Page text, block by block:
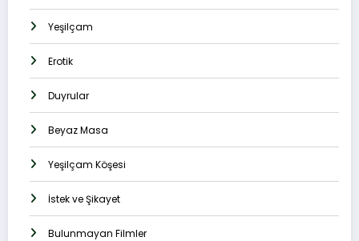
Yeşilçam
Erotik
Duyrular
Beyaz Masa
Yeşilçam Köşesi
İstek ve Şikayet
Bulunmayan Filmler